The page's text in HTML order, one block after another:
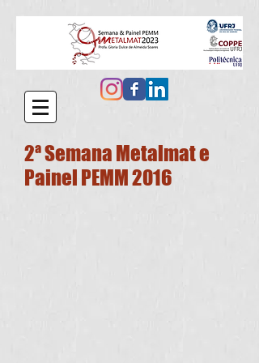
2ª Semana Metalmat e
Painel PEMM 2016